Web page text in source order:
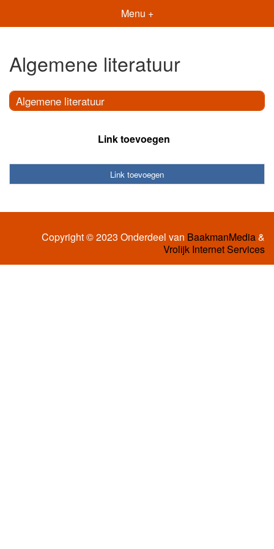
Menu +
Algemene literatuur
Algemene literatuur
Link toevoegen
Link toevoegen
Copyright © 2023 Onderdeel van BaakmanMedia&
Vrolijk Internet Services